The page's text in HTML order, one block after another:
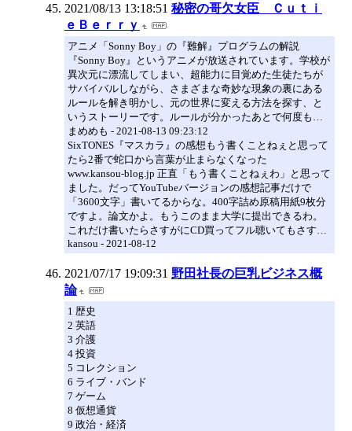
2021/08/13 13:18:51 秘密の哥欠女臣 Ｃｕｔｉ
ｅＢｅｒｒｙ
アニメ「Sonny Boy」の『難解』プログラムの解説
『Sonny Boy』というアニメが放送されています。学校が
異次元に漂流してしまい、超能力に目覚めた生徒たちが
サバイバルしながら、さまざまな奇妙な現象の裏にある
ルールを解き明かし、元の世界に変える方法を探す、と
いうストーリーです。ルールが分かったあとで何度も…
まめめも - 2021-08-13 09:23:12
SixTONES『マスカラ』の感想もう書くことねぇと思って
たら2番で蛇口から言葉が止まらなくなった
www.kansou-blog.jp 正直「もう書くことねぇわ」と思って
ました。だってYouTubeバージョンの感想記事だけで
「3600文字」書いてるからな。400字詰め原稿用紙9枚分
ですよ。論文かよ。もうこのまま大学に提出できるわ。
これだけ書いたらさすがにCD買ってフル聴いてもさす…
kansou - 2021-08-12
2021/07/17 19:09:31 野田社長の巨乳ビジネス概
論
1 歴史
2 英語
3 介護
4 投資
5 コレクション
6 ライブ・バンド
7 ゲーム
8 仮想通貨
9 政治・経済